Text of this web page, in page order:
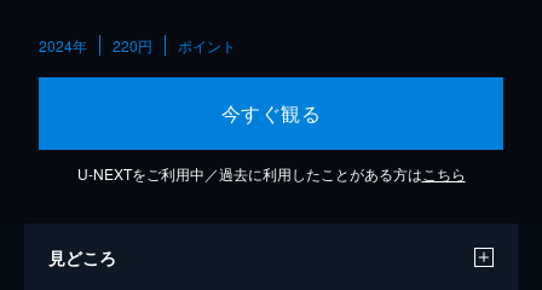
2024年 220円 ポイント
今すぐ観る
U-NEXTをご利用中／過去に利用したことがある方は こちら
見どころ